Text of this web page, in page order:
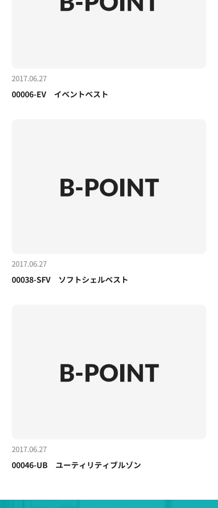
2017.06.27
00006-EV イベントベスト
2017.06.27
00038-SFV ソフトシェルベスト
2017.06.27
00046-UB ユーティリティブルゾン